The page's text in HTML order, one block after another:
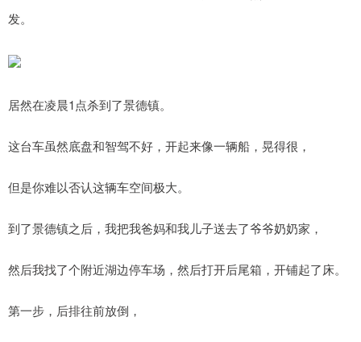
发。
居然在凌晨1点杀到了景德镇。
这台车虽然底盘和智驾不好，开起来像一辆船，晃得很，
但是你难以否认这辆车空间极大。
到了景德镇之后，我把我爸妈和我儿子送去了爷爷奶奶家，
然后我找了个附近湖边停车场，然后打开后尾箱，开铺起了床。
第一步，后排往前放倒，